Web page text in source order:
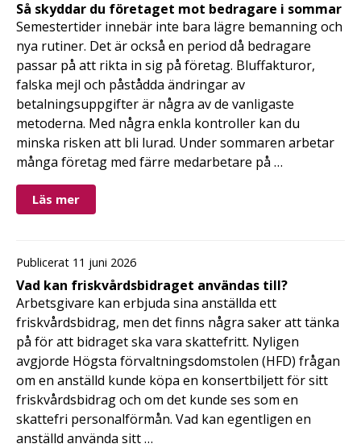
Så skyddar du företaget mot bedragare i sommar
Semestertider innebär inte bara lägre bemanning och
nya rutiner. Det är också en period då bedragare
passar på att rikta in sig på företag. Bluffakturor,
falska mejl och påstådda ändringar av
betalningsuppgifter är några av de vanligaste
metoderna. Med några enkla kontroller kan du
minska risken att bli lurad. Under sommaren arbetar
många företag med färre medarbetare på …
Läs mer
Publicerat 11 juni 2026
Vad kan friskvårdsbidraget användas till?
Arbetsgivare kan erbjuda sina anställda ett
friskvårdsbidrag, men det finns några saker att tänka
på för att bidraget ska vara skattefritt. Nyligen
avgjorde Högsta förvaltningsdomstolen (HFD) frågan
om en anställd kunde köpa en konsertbiljett för sitt
friskvårdsbidrag och om det kunde ses som en
skattefri personalförmån. Vad kan egentligen en
anställd använda sitt …